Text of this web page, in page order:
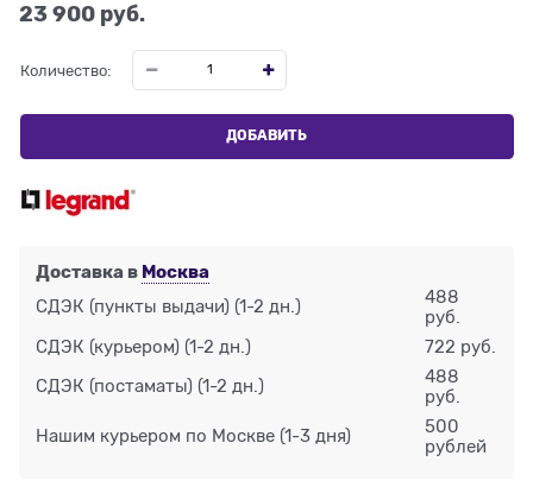
23 900 руб.
Количество:
ДОБАВИТЬ
Доставка в Москва
СДЭК (пункты выдачи) (1-2 дн.)
488
руб.
СДЭК (курьером) (1-2 дн.) 722 руб.
СДЭК (постаматы) (1-2 дн.)
488
руб.
Нашим курьером по Москве (1-3 дня)
500
рублей